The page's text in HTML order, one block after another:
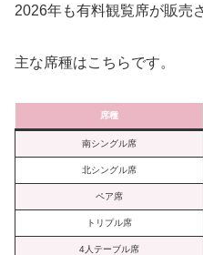
2026年も有料観覧席が販売
主な席種はこちらです。
席種
南シングル席
北シングル席
ペア席
トリプル席
4人テーブル席